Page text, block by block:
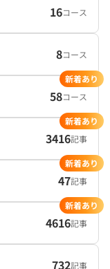
16コース
8コース
58コース
新着あり
3416記事
新着あり
47記事
新着あり
4616記事
新着あり
732記事